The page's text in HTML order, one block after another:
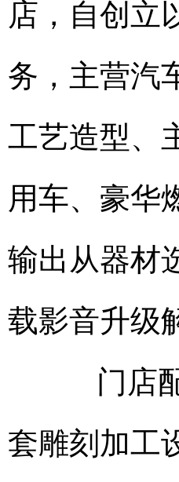
店，自创立
务，主营汽
工艺造型、
用车、豪华
输出从器材
载影音升级
门店配
套雕刻加工